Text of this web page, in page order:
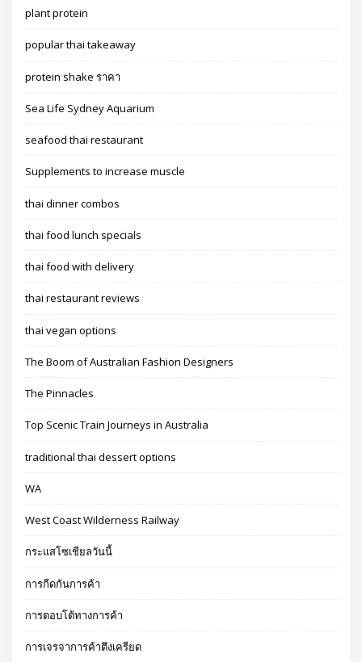
plant protein
popular thai takeaway
protein shake ราคา
Sea Life Sydney Aquarium
seafood thai restaurant
Supplements to increase muscle
thai dinner combos
thai food lunch specials
thai food with delivery
thai restaurant reviews
thai vegan options
The Boom of Australian Fashion Designers
The Pinnacles
Top Scenic Train Journeys in Australia
traditional thai dessert options
WA
West Coast Wilderness Railway
กระแสโซเชียลวันนี้
การกีดกันการค้า
การตอบโต้ทางการค้า
การเจรจาการค้าตึงเครียด